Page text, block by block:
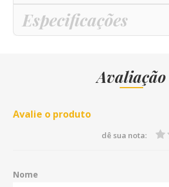
Especificações
Avaliação
Avalie o produto
dê sua nota:
Nome